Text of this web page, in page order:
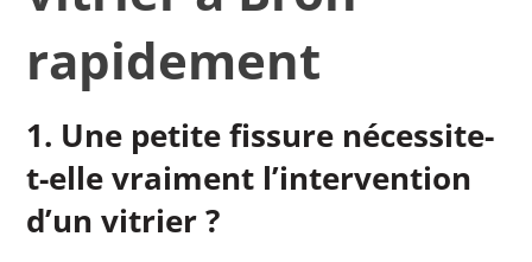
rapidement
1. Une petite fissure nécessite-
t-elle vraiment l’intervention
d’un vitrier ?